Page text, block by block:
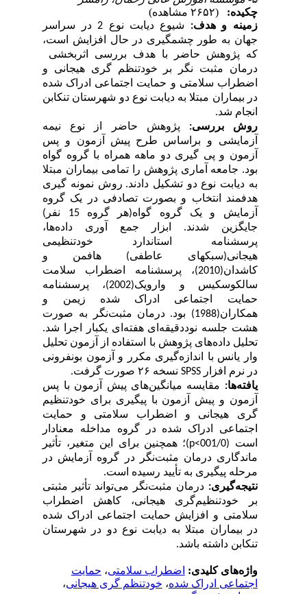
چکیده:
زمینه و هدف:
شیوع دیابت نوع 2 در سراسر
جهان به طور چشمگیری در حال افزایش است،
که پژوهش حاضر با هدف بررسی اثربخشی
درمان مثبت نگر بر خودتنظم گری هیجانی و
اضطراب سلامتی و حمایت اجتماعی ادراک شده
در بیماران مبتلا به دیابت نوع دو شهرستان تنکابن
انجام شد.
روش بررسی:پژوهش حاضر از نوع نیمه
آزمایشی و براساس طرح
پیش آزمون و پس
آزمون و پی گیری دو ماهه همراه با گروه گواه
بود. جامعه آماری پژوهش را تمامی بیماران مبتلا
به دیابت نوع دو تشکیل دادند. روش نمونه گیری
هدفمند انتخاب و بصورت تصادفی در یک گروه
آزمایش و یک گروه گواه(هر گروه 15 نفر)
جایگزین شدند. ابزار جمع آوری داده‌ها،
پرسشنامه استاندارد خودتنظیمی
هیجانی(سبکهای عاطفی) هافمن و
کاشدان(2010)، پرسشنامه اضطراب سلامت
سالکوسکیس و وارویک(2002)، پرسشنامه
حمایت اجتماعی ادراک شده زیمن و
همکاران(1988) بود.
درمان مثبت‌نگر به صورت
هشت جلسه نوددقیقه‌ای هفته‌ای یکبار اجرا شد.
تحلیل داده‌های پژوهش با استفاده از آزمون تحلیل
وار یانس با اندازه‌گیری مکرر و آزمون بونفرونی
در نرم افزار SPSSنسخه۲۶صورت گرفت.
یافتهها:مقایسه میانگین‌های پیش آزمون با پس
آزمون و پیش آزمون با پیگیری برایخودتنظیم
گری هیجانی و اضطراب سلامتی و حمایت
اجتماعی ادراک شدهدر گروه مداخله معنادار
است (001/0>
p
)؛ همچنین برای این متغیر، تأثیر
ماندگاری درمان مثبت‌نگر در گروه آزمایش در
مرحله پیگیری به تأیید رسیده است.
نتیجهگیری:درمان مثبت‌نگر می‌تواند تأثیر مثبتی
بر خودتنظیم‌گری هیجانی، کاهش اضطراب
سلامتی و افزایش حمایت اجتماعی ادراک شده
در بیماران مبتلا به دیابت نوع دو در شهرستان
تنکابن داشته باشد.
واژه‌های کلیدی:اضطراب سلامتی،حمایت
اجتماعی ادراک شده،خودتنظم گری هیجانی،